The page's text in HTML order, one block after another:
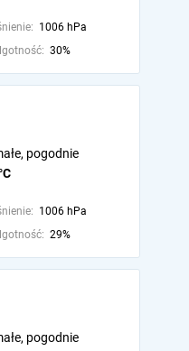
1006 hPa
30%
pogodnie
1006 hPa
29%
pogodnie